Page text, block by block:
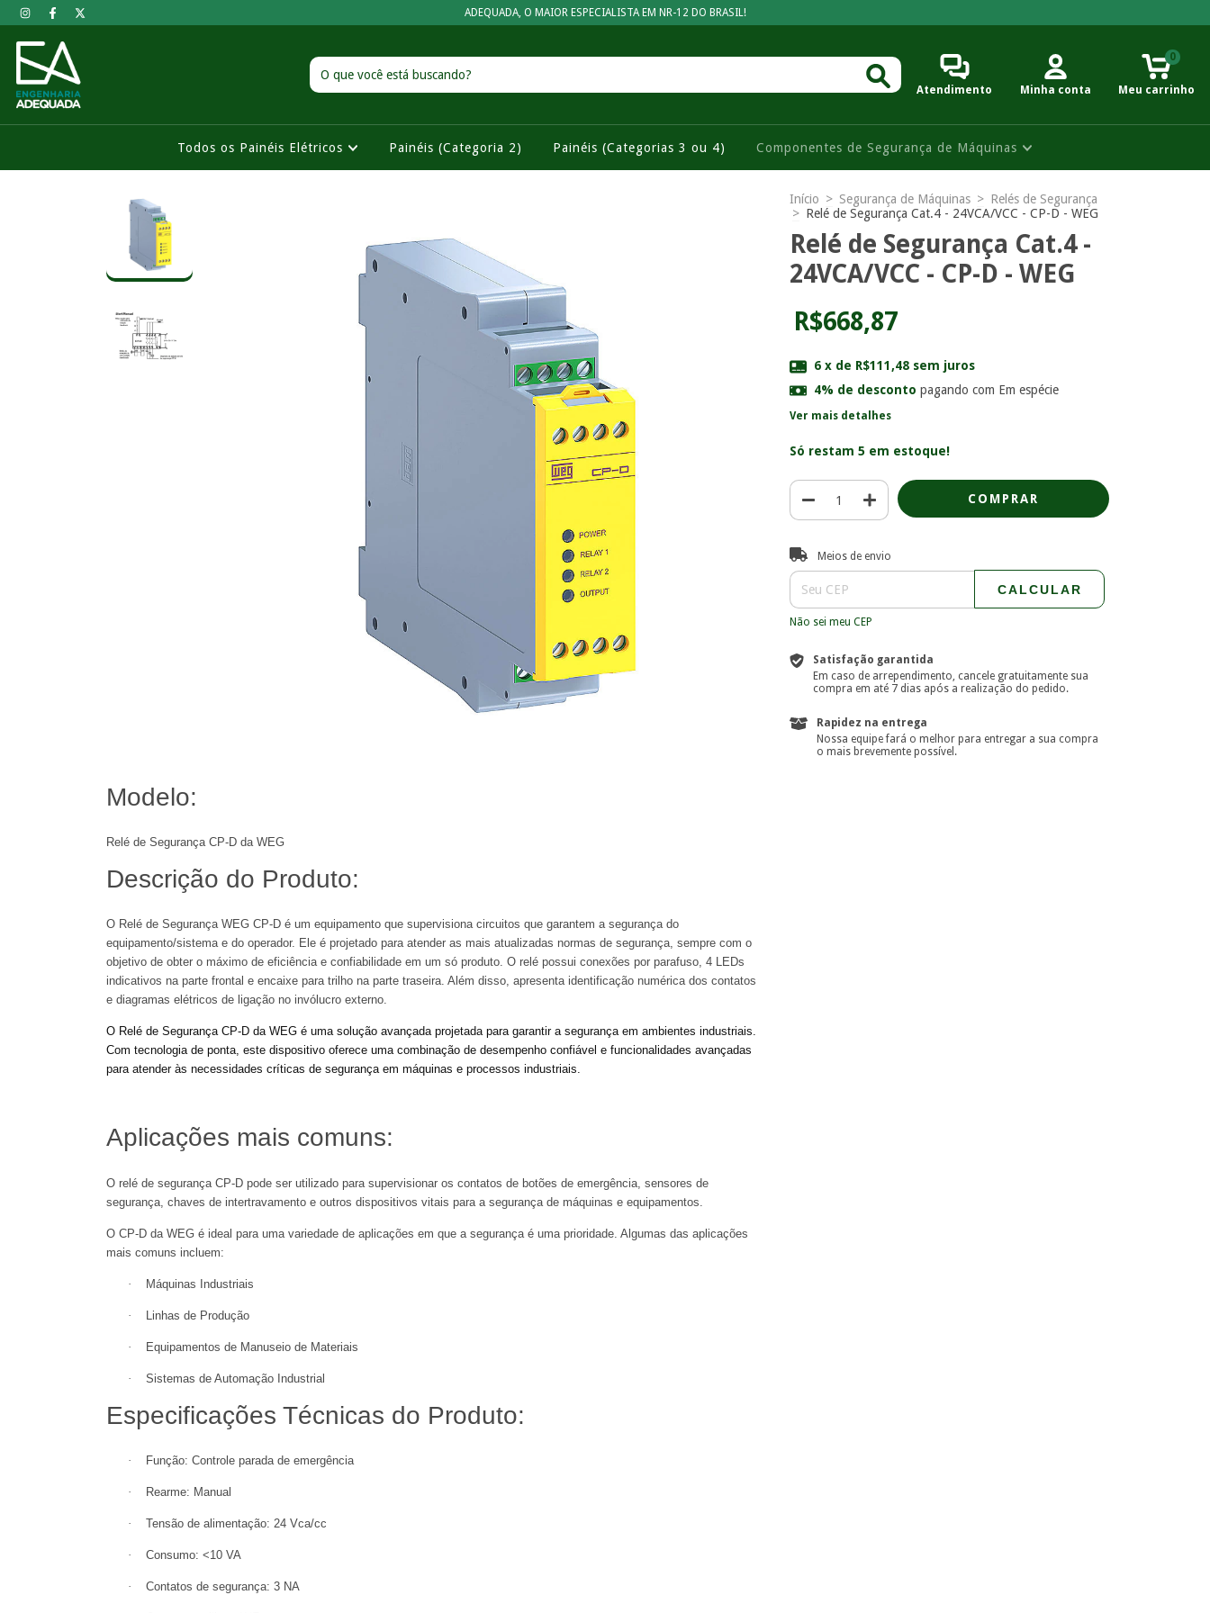
ADEQUADA, O MAIOR ESPECIALISTA EM NR-12 DO BRASIL!
Atendimento Minha conta Meu carrinho
0
Todos os Painéis Elétricos Painéis (Categoria 2) Painéis (Categorias 3 ou 4) Componentes de Segurança de Máquinas
Modelo:
Relé de Segurança CP-D da WEG
Descrição do Produto:
O Relé de Segurança WEG CP-D é um equipamento que supervisiona circuitos que garantem a segurança do
equipamento/sistema e do operador. Ele é projetado para atender as mais atualizadas normas de segurança, sempre com o
objetivo de obter o máximo de eficiência e confiabilidade em um só produto. O relé possui conexões por parafuso, 4 LEDs
indicativos na parte frontal e encaixe para trilho na parte traseira. Além disso, apresenta identificação numérica dos contatos
e diagramas elétricos de ligação no invólucro externo.
O Relé de Segurança CP-D da WEG é uma solução avançada projetada para garantir a segurança em ambientes industriais.
Com tecnologia de ponta, este dispositivo oferece uma combinação de desempenho confiável e funcionalidades avançadas
para atender às necessidades críticas de segurança em máquinas e processos industriais.
Aplicações mais comuns:
O relé de segurança CP-D pode ser utilizado para supervisionar os contatos de botões de emergência, sensores de
segurança, chaves de intertravamento e outros dispositivos vitais para a segurança de máquinas e equipamentos.
O CP-D da WEG é ideal para uma variedade de aplicações em que a segurança é uma prioridade. Algumas das aplicações
mais comuns incluem:
· Máquinas Industriais
· Linhas de Produção
· Equipamentos de Manuseio de Materiais
· Sistemas de Automação Industrial
Especificações Técnicas do Produto:
· Função: Controle parada de emergência
· Rearme: Manual
· Tensão de alimentação: 24 Vca/cc
· Consumo: <10 VA
· Contatos de segurança: 3 NA
Início > Segurança de Máquinas > Relés de Segurança
> Relé de Segurança Cat.4 - 24VCA/VCC - CP-D - WEG
Relé de Segurança Cat.4 -
24VCA/VCC - CP-D - WEG
R$668,87
6 x de R$111,48 sem juros
4% de desconto pagando com Em espécie
Ver mais detalhes
Só restam 5 em estoque!
Entregas para o CEP:
Meios de envio
CALCULAR
Não sei meu CEP
Satisfação garantida
Em caso de arrependimento, cancele gratuitamente sua
compra em até 7 dias após a realização do pedido.
Rapidez na entrega
Nossa equipe fará o melhor para entregar a sua compra
o mais brevemente possível.